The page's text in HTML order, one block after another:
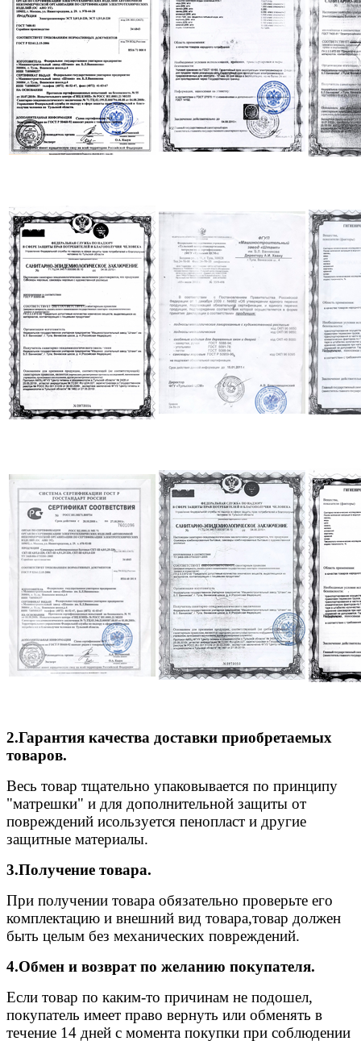
2.Гарантия качества доставки приобретаемых
товаров.
Весь товар тщательно упаковывается по принципу
"матрешки" и для дополнительной защиты от
повреждений исользуется пенопласт и другие
защитные материалы.
3.Получение товара.
При получении товара обязательно проверьте его
комплектацию и внешний вид товара,товар должен
быть целым без механических повреждений.
4.Обмен и возврат по желанию покупателя.
Если товар по каким-то причинам не подошел,
покупатель имеет право вернуть или обменять в
течение 14 дней с момента покупки при соблюдении